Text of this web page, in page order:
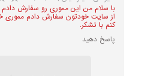
با سلام من این مموری رو سفارش
از سایت خودتون سفارش دادم مموری
کنم با تشکر.
پاسخ دهید